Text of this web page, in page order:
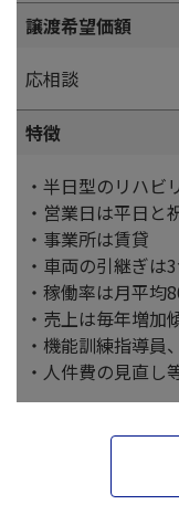
譲渡希望価額
応相談
特徴
・半日型のリハビ
・営業日は平日と
・事業所は賃貸
・車両の引継ぎは
・稼働率は月平均
・売上は毎年増加
・機能訓練指導員
・人件費の見直し